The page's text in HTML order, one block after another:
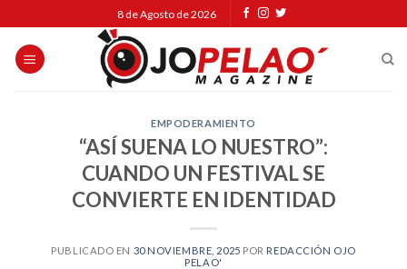
to
content
8 de Agosto de 2026
EMPODERAMIENTO
“ASÍ SUENA LO NUESTRO”:
CUANDO UN FESTIVAL SE
CONVIERTE EN IDENTIDAD
PUBLICADO EN 30 NOVIEMBRE, 2025 POR REDACCIÓN OJO
PELAO'